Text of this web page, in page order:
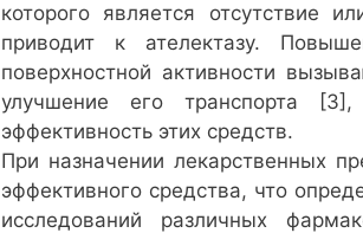
которого является отсутствие
приводит к ателектазу.
поверхностной активности
улучшение его транспорта
эффективность этих средств.
При назначении лекарственных
эффективного средства, что
исследований различных